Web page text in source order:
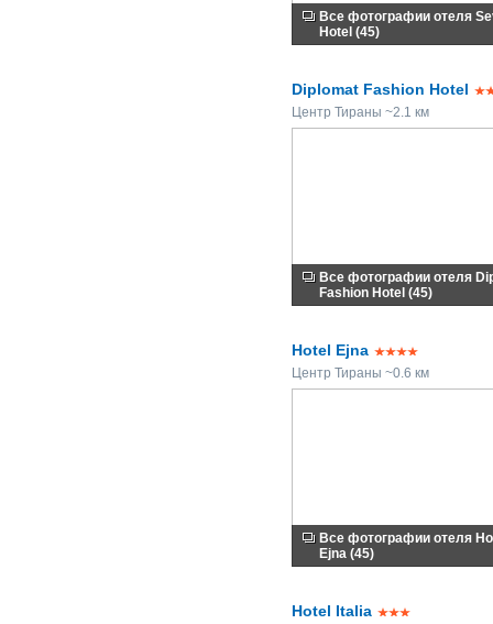
Все фотографии отеля
Hotel (45)
Diplomat Fashion Hotel
Центр Тираны ~2.1 км
Все фотографии отеля
Fashion Hotel (45)
Hotel Ejna
Центр Тираны ~0.6 км
Все фотографии отеля
Ejna (45)
Hotel Italia